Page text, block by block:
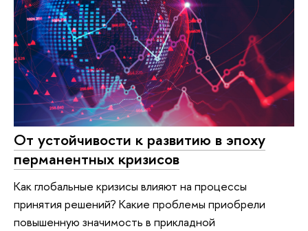
От устойчивости к развитию в эпоху
перманентных кризисов
Как глобальные кризисы влияют на процессы
принятия решений? Какие проблемы приобрели
повышенную значимость в прикладной